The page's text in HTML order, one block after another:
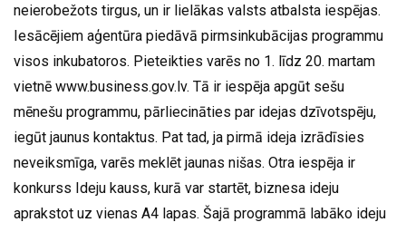
neierobežots tirgus, un ir lielākas valsts atbalsta iespējas.
Iesācējiem aģentūra piedāvā pirmsinkubācijas programmu
visos inkubatoros. Pieteikties varēs no 1. līdz 20. martam
vietnē www.business.gov.lv. Tā ir iespēja apgūt sešu
mēnešu programmu, pārliecināties par idejas dzīvotspēju,
iegūt jaunus kontaktus. Pat tad, ja pirmā ideja izrādīsies
neveiksmīga, varēs meklēt jaunas nišas. Otra iespēja ir
konkurss Ideju kauss, kurā var startēt, biznesa ideju
aprakstot uz vienas A4 lapas. Šajā programmā labāko ideju